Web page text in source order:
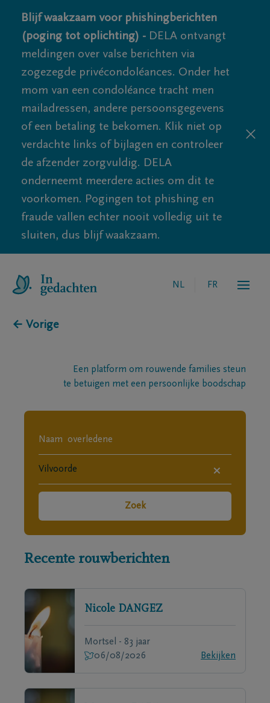
Blijf waakzaam voor phishingberichten
(poging tot oplichting) - DELA ontvangt
meldingen over valse berichten via
zogezegde privécondoléances. Onder het
mom van een condoléance tracht men
mailadressen, andere persoonsgegevens
of een betaling te bekomen. Klik niet op
verdachte links of bijlagen en controleer
de afzender zorgvuldig. DELA
onderneemt meerdere acties om dit te
voorkomen. Pogingen tot phishing en
fraude vallen echter nooit volledig uit te
sluiten, dus blijf waakzaam.
NL FR
← Vorige
Een platform om rouwende families steun
te betuigen met een persoonlijke boodschap
×
Zoek
Recente rouwberichten
Nicole DANGEZ
Mortsel - 83 jaar
06/08/2026
Bekijken